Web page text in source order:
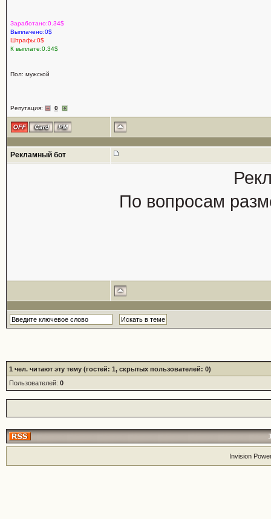
Заработано:0.34$
Выплачено:0$
Штрафы:0$
К выплате:0.34$
Пол: мужской
Репутация: 0
Рекламный бот
По вопросам
1 чел. читают эту тему (гостей: 1, скрытых пользователей: 0)
Пользователей: 0
Invision